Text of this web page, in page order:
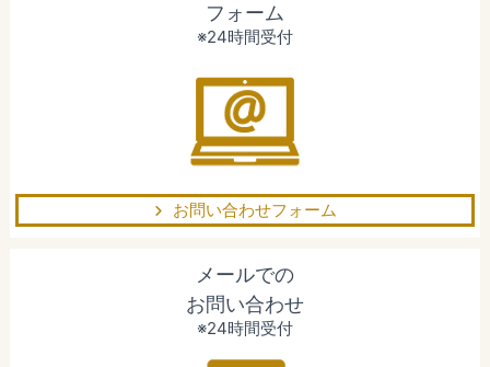
フォーム
※24時間受付
お問い合わせフォーム
メールでの
お問い合わせ
※24時間受付